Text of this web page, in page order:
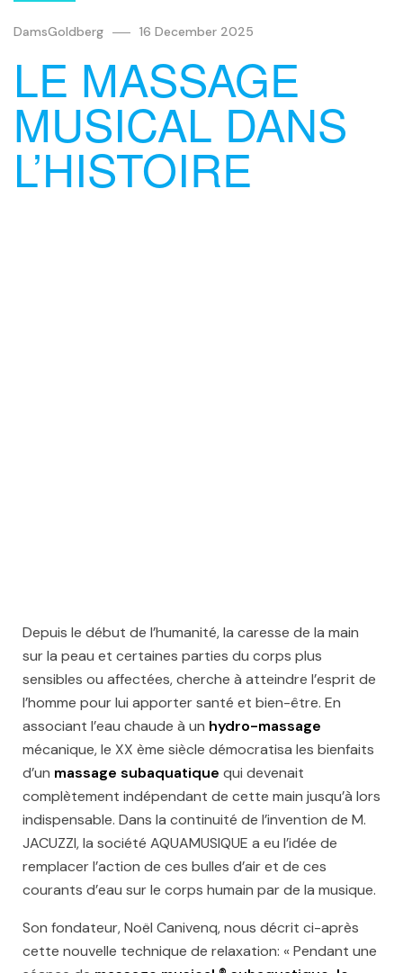
DamsGoldberg 16 December 2025
LE MASSAGE
MUSICAL DANS
L’HISTOIRE
Depuis le début de l’humanité, la caresse de la main
sur la peau et certaines parties du corps plus
sensibles ou affectées, cherche à atteindre l’esprit de
l’homme pour lui apporter santé et bien-être. En
associant l’eau chaude à un hydro-massage
mécanique, le XX ème siècle démocratisa les bienfaits
d’un massage subaquatique qui devenait
complètement indépendant de cette main jusqu’à lors
indispensable. Dans la continuité de l’invention de M.
JACUZZI, la société AQUAMUSIQUE a eu l’idée de
remplacer l’action de ces bulles d’air et de ces
courants d’eau sur le corps humain par de la musique.
Son fondateur, Noël Canivenq, nous décrit ci-après
cette nouvelle technique de relaxation: « Pendant une